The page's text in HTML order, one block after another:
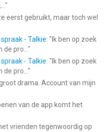
"
eerst gebruikt, maar toch wel
- Talkie: " Ik ben op zoek
pro... "
- Talkie: " Ik ben op zoek
pro... "
drama. Account van mijn
van de app komt het
vrienden tegenwoordig op